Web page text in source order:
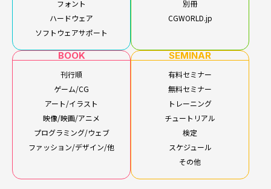
フォント
ハードウェア
ソフトウェアサポート
別冊
CGWORLD.jp
BOOK
刊行順
ゲーム/CG
アート/イラスト
映像/映画/アニメ
プログラミング/ウェブ
ファッション/デザイン/他
SEMINAR
有料セミナー
無料セミナー
トレーニング
チュートリアル
検定
スケジュール
その他